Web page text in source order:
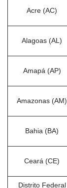
Acre (AC)
Alagoas (AL)
Amapá (AP)
Amazonas (AM)
Bahia (BA)
Ceará (CE)
Distrito Federal